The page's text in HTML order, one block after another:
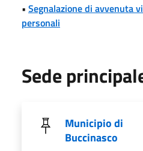
• Segnalazione di avvenuta
personali
Sede
Municipio di
Buccinasco